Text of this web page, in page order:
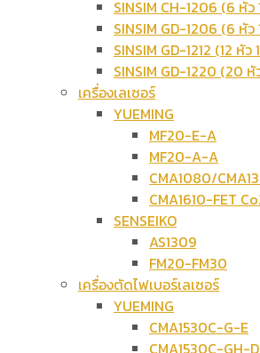
SINSIM CH-1206 (6 หัว
SINSIM GD-1206 (6 หัว
SINSIM GD-1212 (12 หัว
SINSIM GD-1220 (20 หั
เครื่องเลเซอร์
YUEMING
MF20-E-A
MF20-A-A
CMA1080/
CMA1610-FET
SENSEIKO
AS1309
FM20-FM30
เครื่องตัดไฟเบอร์เลเซอร์
YUEMING
CMA1530C-G-E
CMA1530C-GH-D